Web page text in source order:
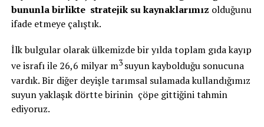
bununla birlikte stratejik su kaynaklarımız olduğunu
ifade etmeye çalıştık.
İlk bulgular olarak ülkemizde bir yılda toplam gıda kayıp
ve israfı ile 26,6 milyar m3 suyun kaybolduğu sonucuna
vardık. Bir diğer deyişle tarımsal sulamada kullandığımız
suyun yaklaşık dörtte birinin çöpe gittiğini tahmin
ediyoruz.